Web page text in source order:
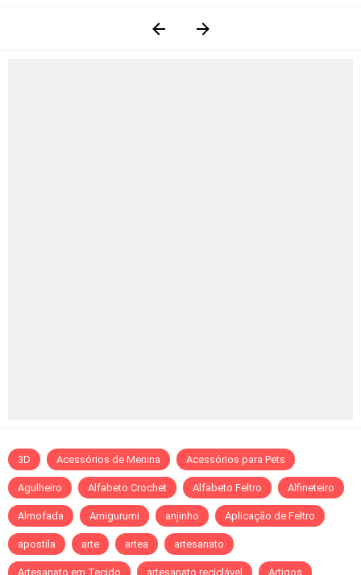
3D Acessórios de Menina Acessórios para Pets
Agulheiro Alfabeto Crochet Alfabeto Feltro Alfineteiro
Almofada Amigurumi anjinho Aplicação de Feltro
apostila arte artea artesanato
Artesanato em Tecido artesanato reciclável Artigos